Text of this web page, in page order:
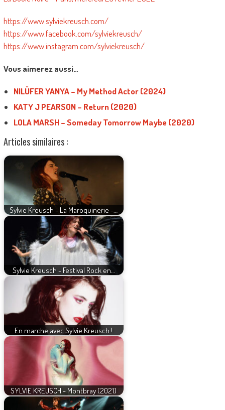
https://www.sylviekreusch.com/
https://www.facebook.com/sylviekreusch/
https://www.instagram.com/sylviekreusch/
Vous aimerez aussi…
NILÜFER YANYA – My Method Actor (2024)
KATY J PEARSON – Return (2020)
LOLA MARSH – Someday Tomorrow Maybe (2020)
Articles similaires :
Sylvie Kreusch - La Maroquinerie -…
Sylvie Kreusch - Festival Rock en…
En marche avec Sylvie Kreusch !
SYLVIE KREUSCH - Montbray (2021)